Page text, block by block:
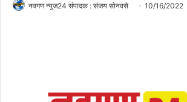
नवगण न्युज24 संपादक : संजय सोनवसे 10/16/2022